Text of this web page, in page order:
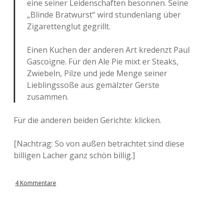
eine seiner Leidenschaften besonnen. Seine
„Blinde Bratwurst“ wird stundenlang über
Zigarettenglut gegrillt.
Einen Kuchen der anderen Art kredenzt Paul
Gascoigne. Für den Ale Pie mixt er Steaks,
Zwiebeln, Pilze und jede Menge seiner
Lieblingssoße aus gemälzter Gerste
zusammen.
Für die anderen beiden Gerichte: klicken.
[Nachtrag: So von außen betrachtet sind diese
billigen Lacher ganz schön billig.]
4 Kommentare